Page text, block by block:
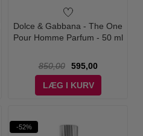
Dolce & Gabbana - The One
Pour Homme Parfum - 50 ml
850,00
595,00
LÆG I KURV
-52%